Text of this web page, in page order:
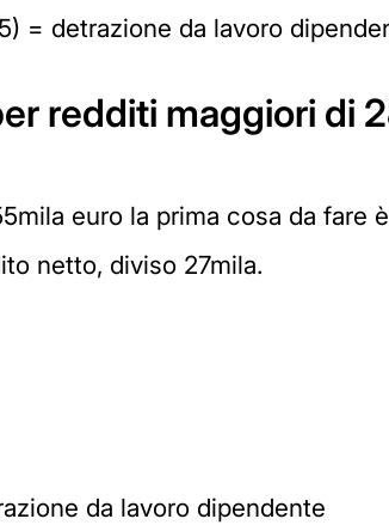
= detrazione da lavoro
redditi maggiori di
euro la prima cosa da fare
netto, diviso 27mila.
da lavoro dipendente